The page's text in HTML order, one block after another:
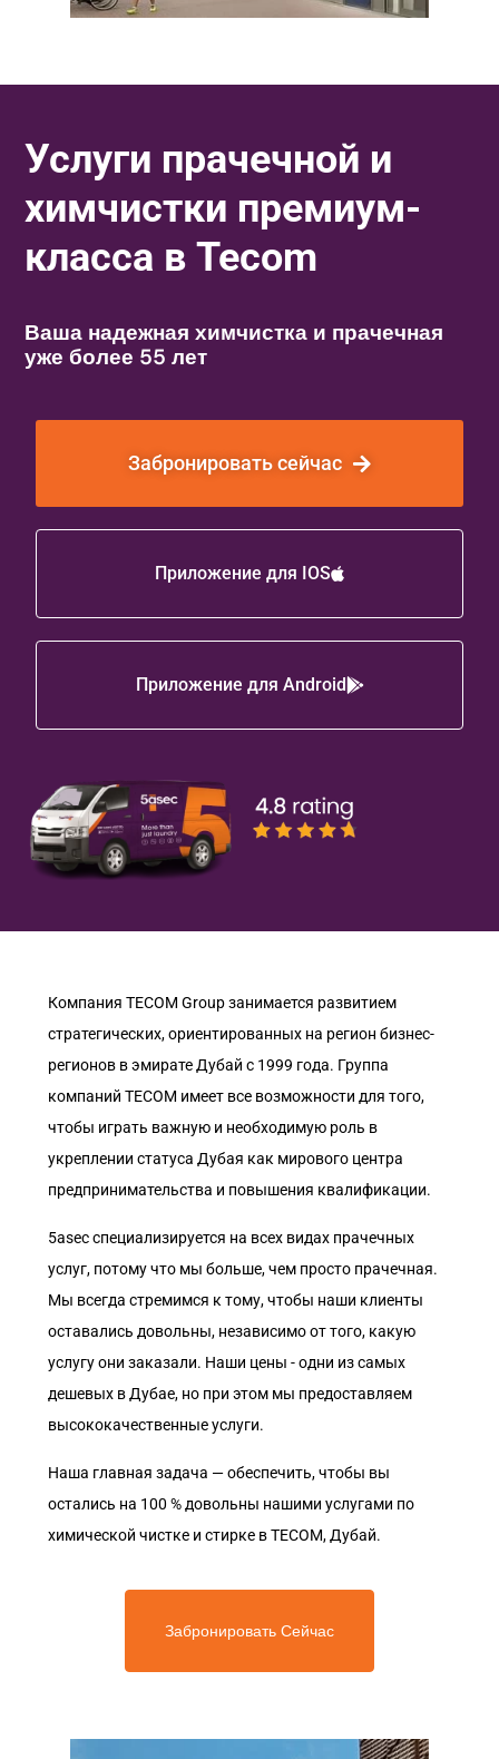
Услуги прачечной и
химчистки премиум-
класса в Tecom
Ваша надежная химчистка и прачечная
уже более 55 лет
Забронировать сейчас
Приложение для IOS
Приложение для Android
Компания TECOM Group занимается развитием
стратегических, ориентированных на регион бизнес-
регионов в эмирате Дубай с 1999 года. Группа
компаний TECOM имеет все возможности для того,
чтобы играть важную и необходимую роль в
укреплении статуса Дубая как мирового центра
предпринимательства и повышения квалификации.
5asec специализируется на всех видах прачечных
услуг, потому что мы больше, чем просто прачечная.
Мы всегда стремимся к тому, чтобы наши клиенты
оставались довольны, независимо от того, какую
услугу они заказали. Наши цены - одни из самых
дешевых в Дубае, но при этом мы предоставляем
высококачественные услуги.
Наша главная задача — обеспечить, чтобы вы
остались на 100 % довольны нашими услугами по
химической чистке и стирке в TECOM, Дубай.
Забронировать Сейчас